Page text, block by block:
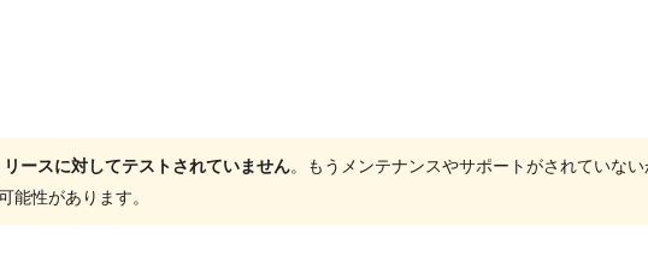
ースに対してテストされていません。もうメンテナンスやサポートがされていな
能性があります。